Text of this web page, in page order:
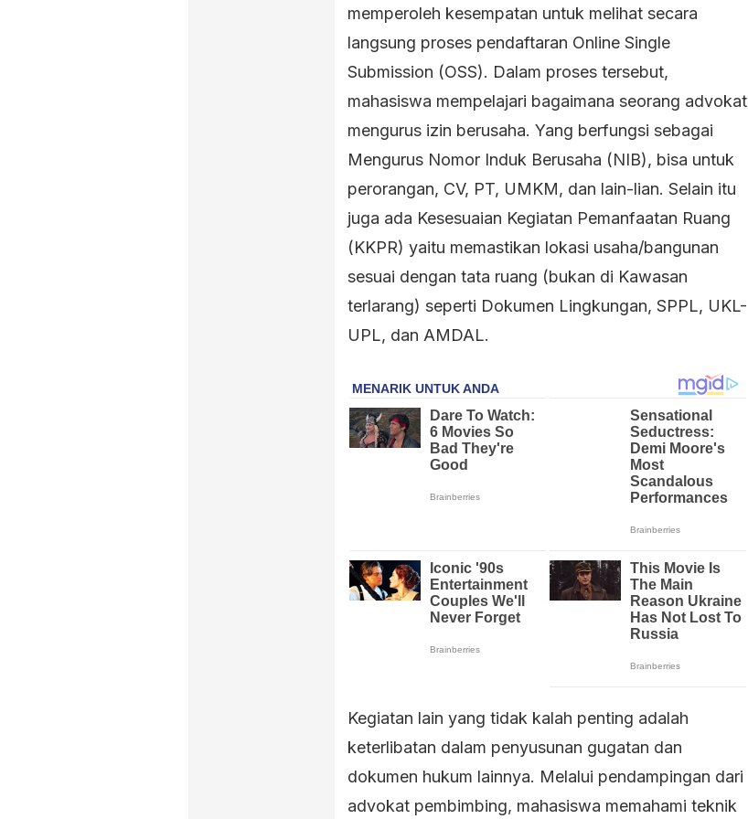
memperoleh kesempatan untuk melihat secara
langsung proses pendaftaran Online Single
Submission (OSS). Dalam proses tersebut,
mahasiswa mempelajari bagaimana seorang advokat
mengurus izin berusaha. Yang berfungsi sebagai
Mengurus Nomor Induk Berusaha (NIB), bisa untuk
perorangan, CV, PT, UMKM, dan lain-lian. Selain itu
juga ada Kesesuaian Kegiatan Pemanfaatan Ruang
(KKPR) yaitu memastikan lokasi usaha/bangunan
sesuai dengan tata ruang (bukan di Kawasan
terlarang) seperti Dokumen Lingkungan, SPPL, UKL-
UPL, dan AMDAL.
Kegiatan lain yang tidak kalah penting adalah
keterlibatan dalam penyusunan gugatan dan
dokumen hukum lainnya. Melalui pendampingan dari
advokat pembimbing, mahasiswa memahami teknik